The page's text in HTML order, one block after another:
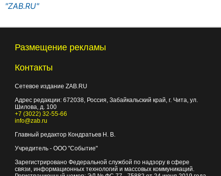
"ZAB.RU"
Размещение рекламы
Контакты
Сетевое издание ZAB.RU
Адрес редакции: 672038, Россия, Забайкальский край, г. Чита, ул.
Шилова, д. 100
+7 (3022) 32-55-66
info@zab.ru
Главный редактор Кондратьев Н. В.
Учредитель - ООО "Событие"
Зарегистрировано Федеральной службой по надзору в сфере
связи, информационных технологий и массовых коммуникаций.